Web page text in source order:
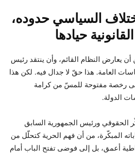
السياسي حدوده،
حيادها
يعارض النظام القائم، وأن ينتقد رئيس
العامة. هذا حقّ لا جدال فيه. لكن هذا
رخصة مفتوحة للمسّ من كرامة
الدولة.
الحقوقي ورئيس الجمهورية السابق
المبكّرة، من أن فهم الحرية كتحلّل من
أعمق، بل إلى فوضى تفتح الباب أمام